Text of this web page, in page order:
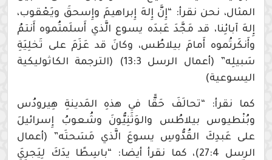
المثال، نحن نقرأ: “إِنَّ إِلهَ إِبراهيمَ وإِسحقَ ويَعْقوب،
إِلهَ آبائِنا، قد مَجَّدَ عَبدَه يسوع الَّذي أَسلَمتُموه أَنتمُ
وأَنكَرتُموه أَمامَ بيلاطُس، وكانَ قد عَزَمَ على تَخلِيَةِ
سَبيلِه” (أعمال الرسل 13:3) (الترجمة الكاثوليكية
اليسوعية)
كما نقرأ: “تحالَفَ حَقًّا في هذهِ المَدينةِ هِيرودُس
وبُنْطيوس بيلاطُس والوَثَنِيُّونَ وشُعوبُ إِسرائيلَ
على عَبدِكَ القُدُّوسِ يسوعَ الَّذي مَسَحتَه” (أعمال
الرسل 27:4)، كما نقرأ أيضا: “باسِطًا يدَكَ لِيَجرِيَ